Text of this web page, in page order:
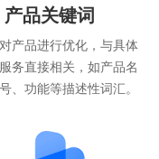
产品关键词
产品进行优化，与具体
务直接相关，如产品名
、功能等描述性词汇。